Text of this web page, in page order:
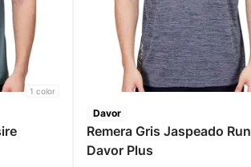
1 color
Davor
Remera Gris Jaspeado Run
Davor Plus